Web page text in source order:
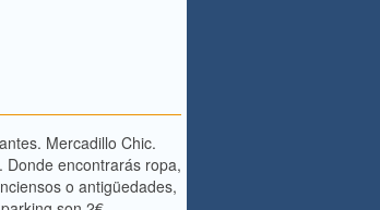
Mercadillo Chic.
Donde encontrarás ropa,
o antigüedades,